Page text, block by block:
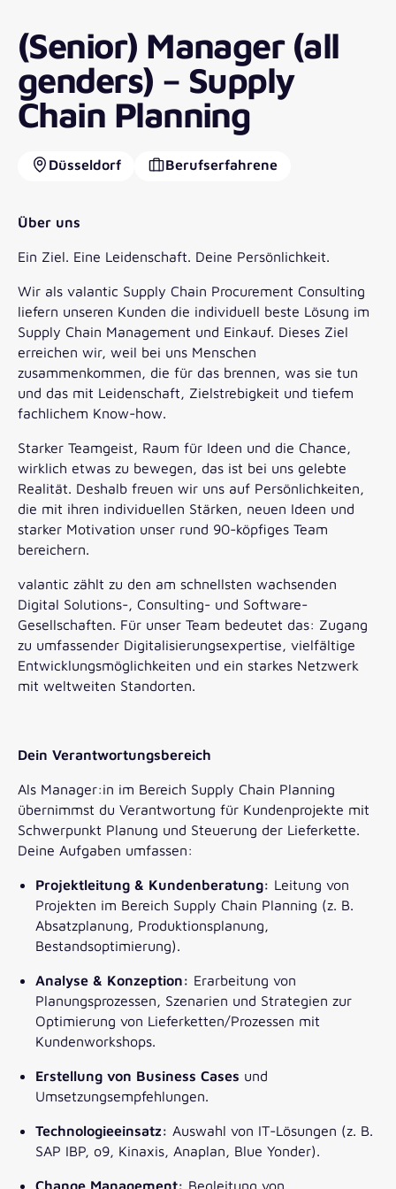
(Senior) Manager (all
genders) – Supply
Chain Planning
Düsseldorf Berufserfahrene
Über uns
Ein Ziel. Eine Leidenschaft. Deine Persönlichkeit.
Wir als valantic Supply Chain Procurement Consulting
liefern unseren Kunden die individuell beste Lösung im
Supply Chain Management und Einkauf. Dieses Ziel
erreichen wir, weil bei uns Menschen
zusammenkommen, die für das brennen, was sie tun
und das mit Leidenschaft, Zielstrebigkeit und tiefem
fachlichem Know-how.
Starker Teamgeist, Raum für Ideen und die Chance,
wirklich etwas zu bewegen, das ist bei uns gelebte
Realität. Deshalb freuen wir uns auf Persönlichkeiten,
die mit ihren individuellen Stärken, neuen Ideen und
starker Motivation unser rund 90-köpfiges Team
bereichern.
valantic zählt zu den am schnellsten wachsenden
Digital Solutions-, Consulting- und Software-
Gesellschaften. Für unser Team bedeutet das: Zugang
zu umfassender Digitalisierungsexpertise, vielfältige
Entwicklungsmöglichkeiten und ein starkes Netzwerk
mit weltweiten Standorten.
Dein Verantwortungsbereich
Als Manager:in im Bereich Supply Chain Planning
übernimmst du Verantwortung für Kundenprojekte mit
Schwerpunkt Planung und Steuerung der Lieferkette.
Deine Aufgaben umfassen:
Projektleitung & Kundenberatung: Leitung von
Projekten im Bereich Supply Chain Planning (z. B.
Absatzplanung, Produktionsplanung,
Bestandsoptimierung).
Analyse & Konzeption: Erarbeitung von
Planungsprozessen, Szenarien und Strategien zur
Optimierung von Lieferketten/Prozessen mit
Kundenworkshops.
Erstellung von Business Cases und
Umsetzungsempfehlungen.
Technologieeinsatz: Auswahl von IT-Lösungen (z. B.
SAP IBP, o9, Kinaxis, Anaplan, Blue Yonder).
Change Management: Begleitung von